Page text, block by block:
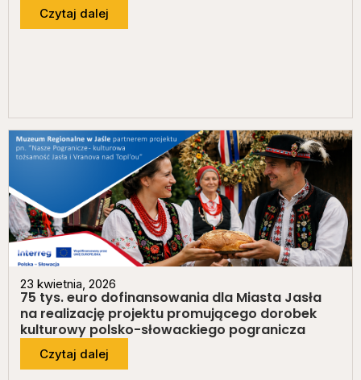
Czytaj dalej
23 kwietnia, 2026
75 tys. euro dofinansowania dla Miasta Jasła
na realizację projektu promującego dorobek
kulturowy polsko-słowackiego pogranicza
Czytaj dalej